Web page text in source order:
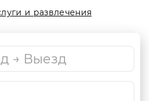
и развлечения